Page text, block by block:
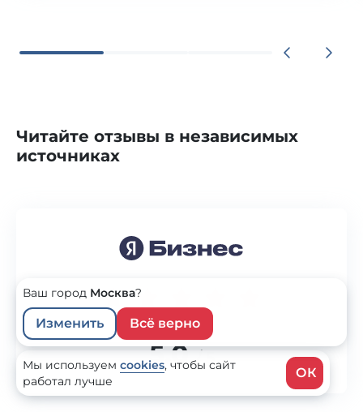
Читайте отзывы в независимых
источниках
5.0/ 5
Ваш город Москва?
Изменить Всё верно
Мы используем cookies, чтобы сайт
работал лучше
ОК